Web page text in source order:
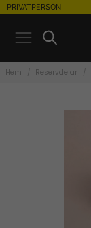
Hem Reservdelar